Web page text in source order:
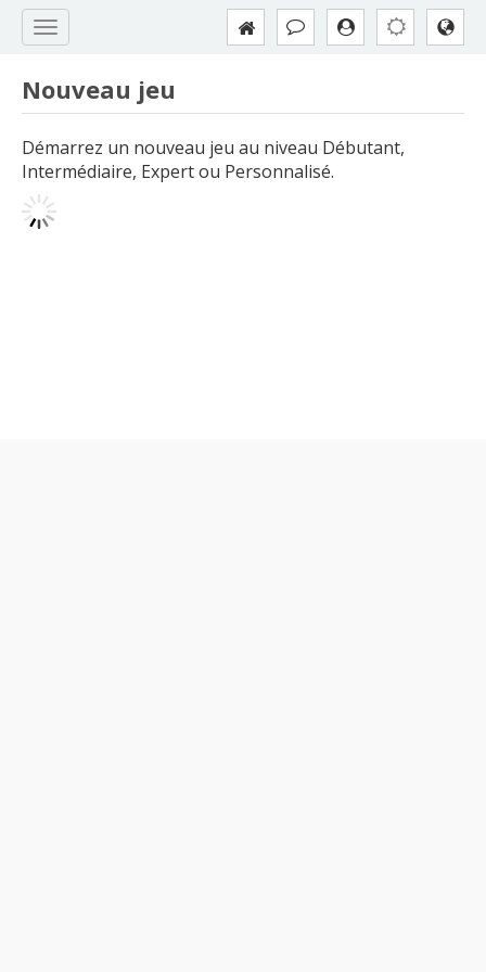
Nouveau jeu
Démarrez un nouveau jeu au niveau Débutant,
Intermédiaire, Expert ou Personnalisé.